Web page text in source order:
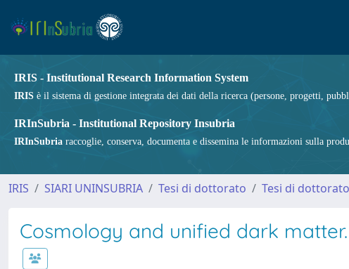
IRIS - Institutional Research Information System
IRIS è il sistema di gestione integrata dei dati della ricerca (persone, progetti,
IRInSubria - Institutional Repository Insubria
IRInSubria raccoglie, conserva, documenta e dissemina le informazioni sulla
IRIS SIARI UNINSUBRIA Tesi di dottorato Tesi di dottorato
Cosmology and unified dark matter.